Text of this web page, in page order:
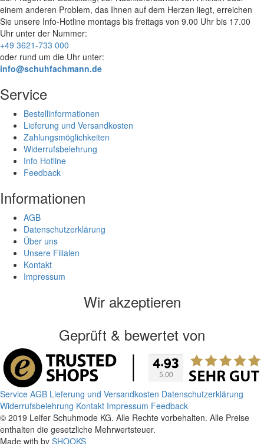
einem anderen Problem, das Ihnen auf dem Herzen liegt, erreichen
Sie unsere Info-Hotline montags bis freitags von 9.00 Uhr bis 17.00
Uhr unter der Nummer:
+49 3621-733 000
oder rund um die Uhr unter:
info@schuhfachmann.de
Service
Bestellinformationen
Lieferung und Versandkosten
Zahlungsmöglichkeiten
Widerrufsbelehrung
Info Hotline
Feedback
Informationen
AGB
Datenschutzerklärung
Über uns
Unsere Filialen
Kontakt
Impressum
Wir akzeptieren
Geprüft & bewertet von
Service AGB Lieferung und Versandkosten Datenschutzerklärung
Widerrufsbelehrung Kontakt Impressum Feedback
© 2019 Leifer Schuhmode KG. Alle Rechte vorbehalten. Alle Preise
enthalten die gesetzliche Mehrwertsteuer.
Made with by SHOOKS